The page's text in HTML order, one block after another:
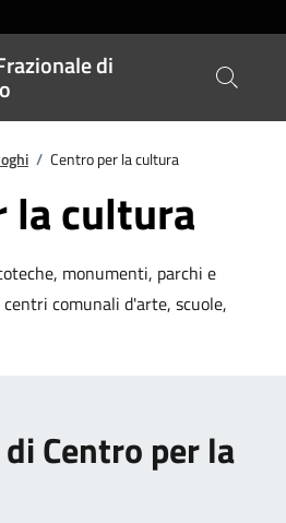
di
/ Centro per la cultura
la cultura
monumenti, parchi e
comunali d'arte, scuole,
Centro per la